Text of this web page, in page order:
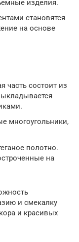
изделия.
становятся
на основе
часть состоит из
многоугольники,
полотно.
на
и смекалку
и красивых